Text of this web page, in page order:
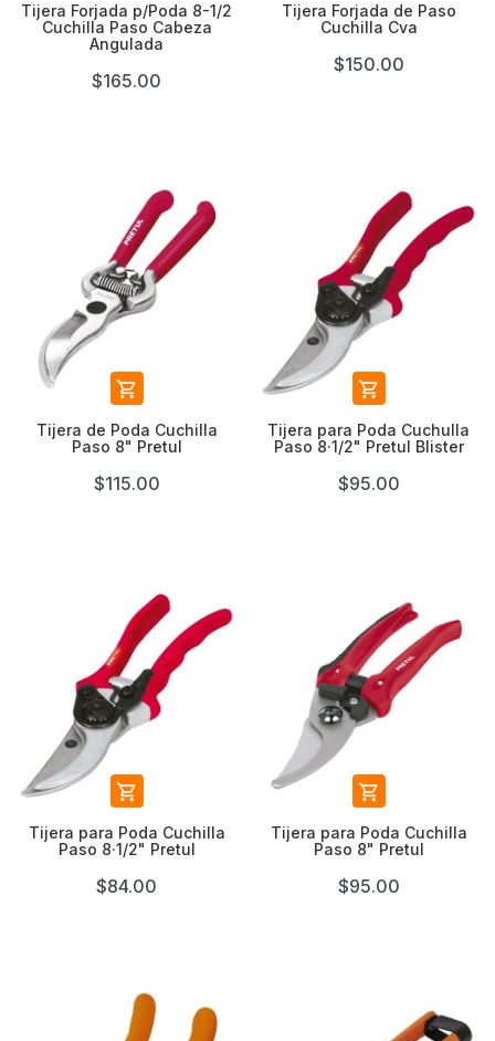
Tijera Forjada p/Poda 8-1/2
Cuchilla Paso Cabeza
Angulada
$165.00
Tijera Forjada de Paso
Cuchilla Cva
$150.00

Tijera de Poda Cuchilla
Paso 8" Pretul
$115.00

Tijera para Poda Cuchulla
Paso 8·1/2" Pretul Blister
$95.00

Tijera para Poda Cuchilla
Paso 8·1/2" Pretul
$84.00

Tijera para Poda Cuchilla
Paso 8" Pretul
$95.00